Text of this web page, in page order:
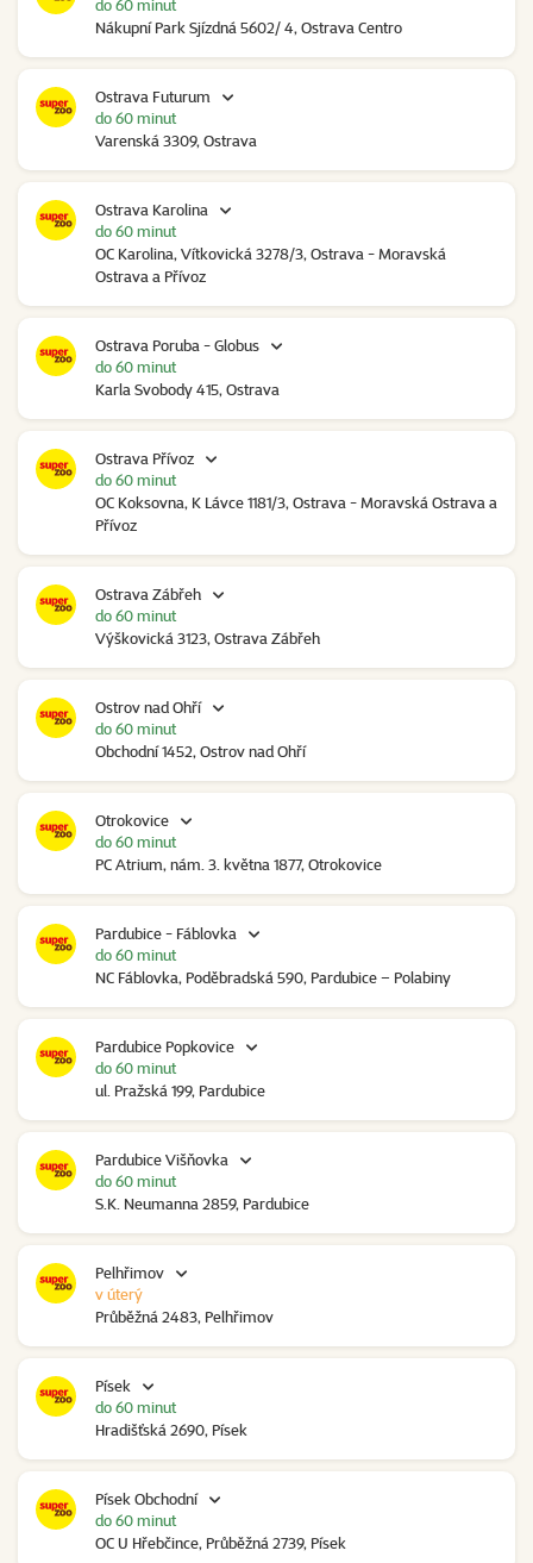
Nákupní Park Sjízdná 5602/ 4, Ostrava Centro
do 60 minut
Ostrava Futurum
Varenská 3309, Ostrava
do 60 minut
Ostrava Karolina
OC Karolina, Vítkovická 3278/3, Ostrava - Moravská
Ostrava a Přívoz
do 60 minut
Ostrava Poruba - Globus
Karla Svobody 415, Ostrava
do 60 minut
Ostrava Přívoz
OC Koksovna, K Lávce 1181/3, Ostrava - Moravská Ostrava a
Přívoz
do 60 minut
Ostrava Zábřeh
Výškovická 3123, Ostrava Zábřeh
do 60 minut
Ostrov nad Ohří
Obchodní 1452, Ostrov nad Ohří
do 60 minut
Otrokovice
PC Atrium, nám. 3. května 1877, Otrokovice
do 60 minut
Pardubice - Fáblovka
NC Fáblovka, Poděbradská 590, Pardubice – Polabiny
do 60 minut
Pardubice Popkovice
ul. Pražská 199, Pardubice
do 60 minut
Pardubice Višňovka
S.K. Neumanna 2859, Pardubice
do 60 minut
Pelhřimov
Průběžná 2483, Pelhřimov
v úterý
Písek
Hradišťská 2690, Písek
do 60 minut
Písek Obchodní
OC U Hřebčince, Průběžná 2739, Písek
do 60 minut